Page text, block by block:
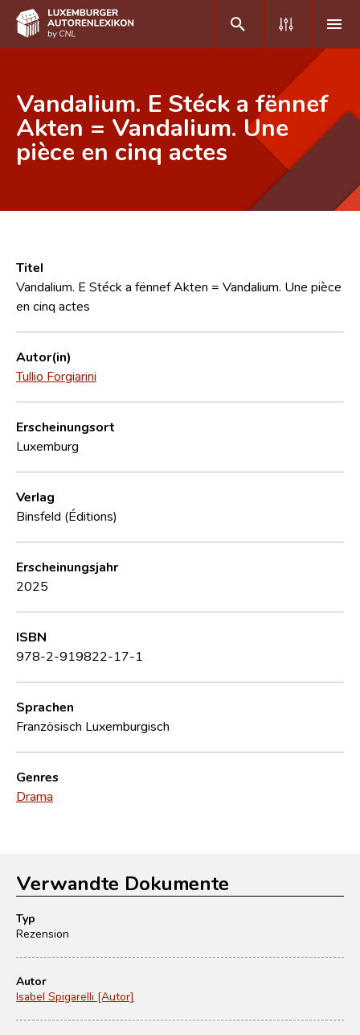
DE FR
Home
Erweiterte Suche
CNL
Forschungsgruppe
Vandalium. E Stéck a fënnef
Akten = Vandalium. Une
pièce en cinq actes
Titel
Vandalium. E Stéck a fënnef Akten = Vandalium. Une pièce
en cinq actes
Autor(in)
Tullio Forgiarini
Erscheinungsort
Luxemburg
Verlag
Binsfeld (Éditions)
Erscheinungsjahr
2025
ISBN
978-2-919822-17-1
Sprachen
Französisch Luxemburgisch
Genres
Drama
Verwandte Dokumente
Typ
Rezension
Autor
Isabel Spigarelli [Autor]